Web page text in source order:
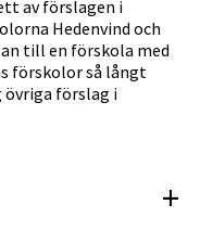
av förslagen i
Hedenvind och
till en förskola med
förskolor så långt
förslag i
+